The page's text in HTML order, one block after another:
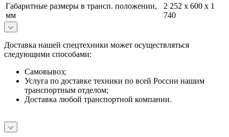
Габаритные размеры в трансп. положении,
мм
2 252 х 600 х 1
740
Доставка нашей спецтехники может осуществляться
следующими способами:
Самовывоз;
Услуга по доставке техники по всей России нашим
транспортным отделом;
Доставка любой транспортной компании.